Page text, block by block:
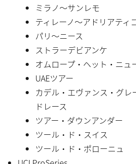
ミラノ〜サンレモ
ティレーノ〜アドリアティ
パリ〜ニース
ストラーデビアンケ
オムロープ・ヘット・ニュ
UAEツアー
カデル・エヴァンス・グレ
ドレース
ツアー・ダウンアンダー
ツール・ド・スイス
ツール・ド・ポローニュ